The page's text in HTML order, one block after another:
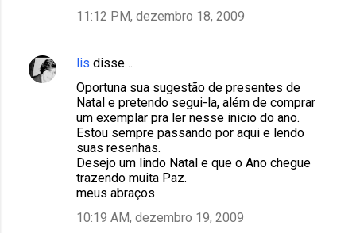
11:12 PM, dezembro 18, 2009
lis disse…
Oportuna sua sugestão de presentes de
Natal e pretendo segui-la, além de comprar
um exemplar pra ler nesse inicio do ano.
Estou sempre passando por aqui e lendo
suas resenhas.
Desejo um lindo Natal e que o Ano chegue
trazendo muita Paz.
meus abraços
10:19 AM, dezembro 19, 2009